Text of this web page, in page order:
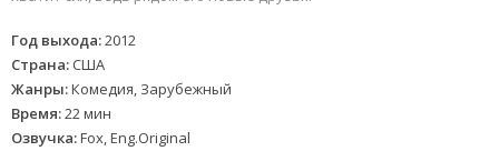
Год выхода:2012
Страна: США
Жанры:Комедия, Зарубежный
Время:22 мин
Озвучка:Fox, Eng.Original